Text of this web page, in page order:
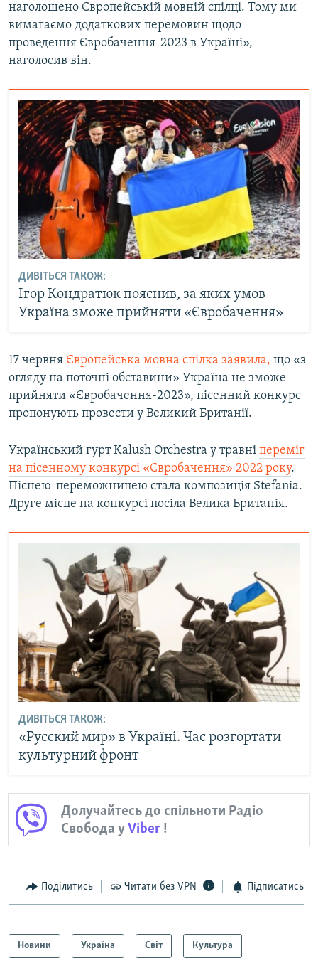
наголошено Європейській мовній спілці. Тому ми
вимагаємо додаткових перемовин щодо
проведення Євробачення-2023 в Україні», –
наголосив він.
ДИВІТЬСЯ ТАКОЖ:
Ігор Кондратюк пояснив, за яких умов
Україна зможе прийняти «Євробачення»
17 червня Європейська мовна спілка заявила, що «з
огляду на поточні обставини» Україна не зможе
прийняти «Євробачення-2023», пісенний конкурс
пропонують провести у Великий Британії.
Український гурт Kalush Orchestra у травні переміг
на пісенному конкурсі «Євробачення» 2022 року.
Піснею-переможницею стала композиція Stefania.
Друге місце на конкурсі посіла Велика Британія.
ДИВІТЬСЯ ТАКОЖ:
«Русский мир» в Україні. Час розгортати
культурний фронт
Долучайтесь до спільноти Радіо
Свобода уViber !
Поділитись Читати без VPN Підписатись
Новини Україна Світ Культура